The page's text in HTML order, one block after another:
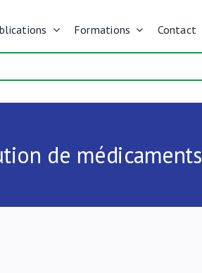
Formations Contact
de médicaments